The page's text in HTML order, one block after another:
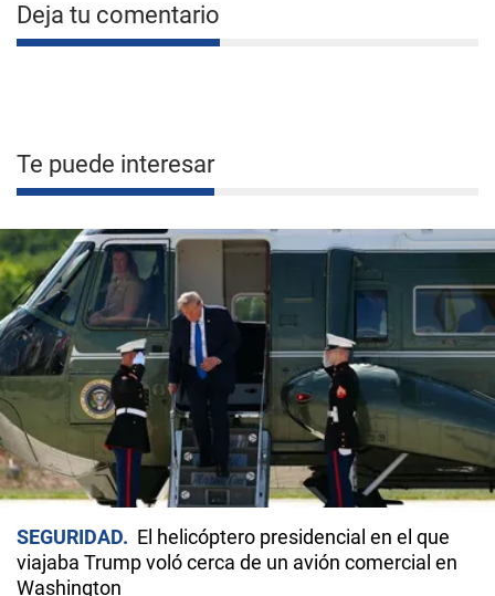
Deja tu comentario
Te puede interesar
SEGURIDAD
El helicóptero presidencial en el que
viajaba Trump voló cerca de un avión comercial en
Washington